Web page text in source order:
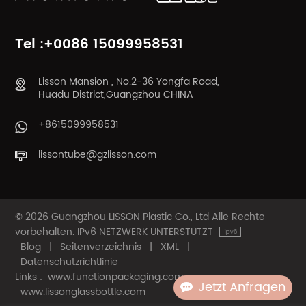
Jetzt Anfragen
Tel :+0086 15099958531
Lisson Mansion , No.2-36 Yongfa Road,
Huadu District,Guangzhou CHINA
+8615099958531
lissontube@gzlisson.com
© 2026 Guangzhou LISSON Plastic Co., Ltd Alle Rechte
vorbehalten. IPv6 NETZWERK UNTERSTÜTZT
Blog | Seitenverzeichnis | XML |
Datenschutzrichtlinie
Links : www.functionpackaging.com
www.lissonglassbottle.com